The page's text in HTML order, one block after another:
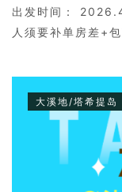
出发时间：
人须要补单房差+
大溪地/塔希提岛